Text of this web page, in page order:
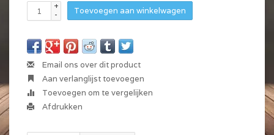
+
-
Toevoegen aan winkelwagen
Email ons over dit product
Aan verlanglijst toevoegen
Toevoegen om te vergelijken
Afdrukken